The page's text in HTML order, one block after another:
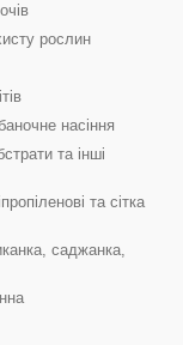
рослин
насіння
та інші
та сітка
саджанка,